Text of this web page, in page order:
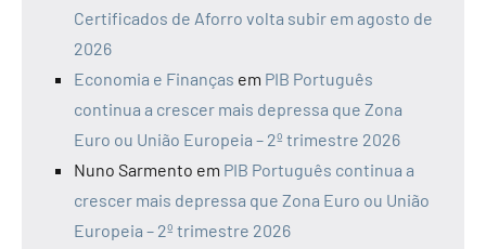
Certificados de Aforro volta subir em agosto de
2026
Economia e Finanças em PIB Português
continua a crescer mais depressa que Zona
Euro ou União Europeia – 2º trimestre 2026
Nuno Sarmento em PIB Português continua a
crescer mais depressa que Zona Euro ou União
Europeia – 2º trimestre 2026